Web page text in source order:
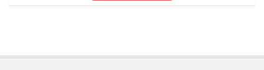
Plan treningowy szybkość i dynamika